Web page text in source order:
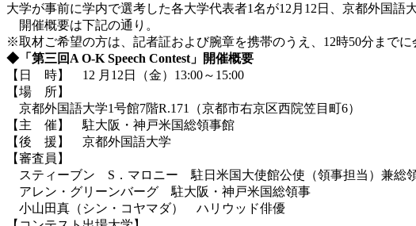
大学が事前に学内で選考した各大学代表者1名が12月12日、京都外国語
開催概要は下記の通り。
※取材ご希望の方は、記者証および腕章を携帯のうえ、12時50分までに
◆「第三回A O-K Speech Contest」開催概要
【日 時】 12 月12日（金）13:00～15:00
【場 所】
京都外国語大学1号館7階R.171（京都市右京区西院笠目町6）
【主 催】 駐大阪・神戸米国総領事館
【後 援】 京都外国語大学
【審査員】
スティーブン S．マロニー 駐日米国大使館公使（領事担当）兼総
アレン・グリーンバーグ 駐大阪・神戸米国総領事
小山田真（シン・コヤマダ） ハリウッド俳優